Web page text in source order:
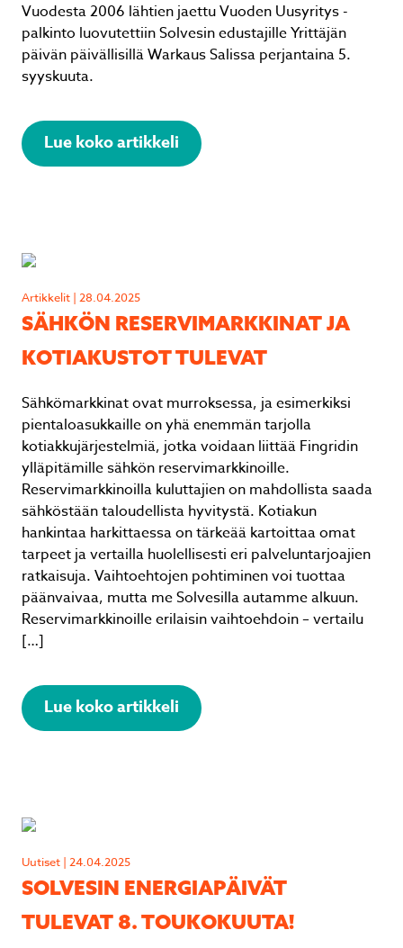
Vuodesta 2006 lähtien jaettu Vuoden Uusyritys -
palkinto luovutettiin Solvesin edustajille Yrittäjän
päivän päivällisillä Warkaus Salissa perjantaina 5.
syyskuuta.
Lue koko artikkeli
Artikkelit | 28.04.2025
SÄHKÖN RESERVIMARKKINAT JA
KOTIAKUSTOT TULEVAT
Sähkömarkkinat ovat murroksessa, ja esimerkiksi
pientaloasukkaille on yhä enemmän tarjolla
kotiakkujärjestelmiä, jotka voidaan liittää Fingridin
ylläpitämille sähkön reservimarkkinoille.
Reservimarkkinoilla kuluttajien on mahdollista saada
sähköstään taloudellista hyvitystä. Kotiakun
hankintaa harkittaessa on tärkeää kartoittaa omat
tarpeet ja vertailla huolellisesti eri palveluntarjoajien
ratkaisuja. Vaihtoehtojen pohtiminen voi tuottaa
päänvaivaa, mutta me Solvesilla autamme alkuun.
Reservimarkkinoille erilaisin vaihtoehdoin – vertailu
[…]
Lue koko artikkeli
Uutiset | 24.04.2025
SOLVESIN ENERGIAPÄIVÄT
TULEVAT 8. TOUKOKUUTA!